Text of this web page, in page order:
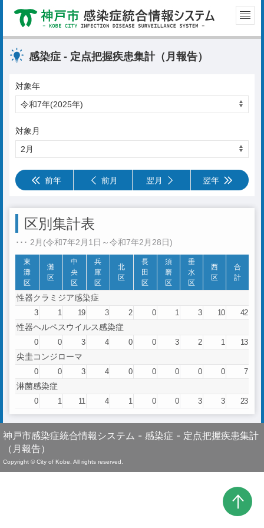
感染症 - 定点把握疾患集計（月報告）
対象年
対象月
前年 前月 翌月 翌年
区別集計表
･･･ 2月(令和7年2月1日～令和7年2月28日)
東
灘
区
灘
区
中
央
区
兵
庫
区
北
区
長
田
区
須
磨
区
垂
水
区
西
区
合
計
性器クラミジア感染症
3 1 19 3 2 0 1 3 10 42
性器ヘルペスウイルス感染症
0 0 3 4 0 0 3 2 1 13
尖圭コンジローマ
0 0 3 4 0 0 0 0 0 7
淋菌感染症
0 1 11 4 1 0 0 3 3 23
神戸市感染症統合情報システム - 感染症 - 定点把握疾患集計
（月報告）
Copyright © City of Kobe. All rights reserved.